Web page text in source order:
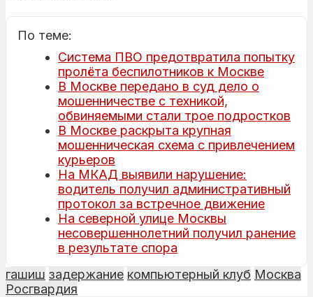
По теме:
Система ПВО предотвратила попытку
пролёта беспилотников к Москве
В Москве передано в суд дело о
мошенничестве с техникой,
обвиняемыми стали трое подростков
В Москве раскрыта крупная
мошенническая схема с привлечением
курьеров
На МКАД выявили нарушение:
водитель получил административный
протокол за встречное движение
На северной улице Москвы
несовершеннолетний получил ранение
в результате спора
гашиш задержание компьютерный клуб Москва
Росгвардия